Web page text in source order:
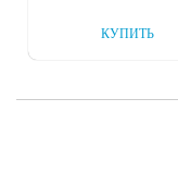
КУПИТЬ